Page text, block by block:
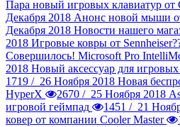
Пара новый игровых клавиатур от
Декабря 2018 Анонс новой мыши
Декабря 2018 Новости нашего
2018 Игровые ковры от
Совершилось! Microsoft Pro
2018 Новый аксессуар для
1719 / 26 Ноября 2018 Новая
HyperX
2670 / 25 Ноября 2018
игровой геймпад
1451 / 21
ковер от компании Cooler Master